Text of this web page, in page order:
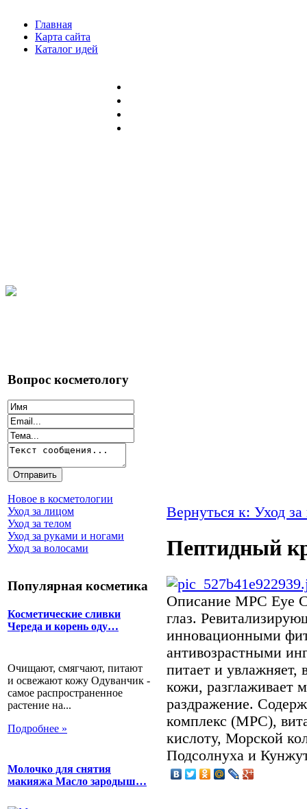
Главная
Карта сайта
Каталог идей
Вопрос косметологу
Новое в косметологии
Уход за лицом
Уход за телом
Уход за руками и ногами
Уход за волосами
Популярная косметика
Косметические сливки
Череда и корень оду…
Очищают, смягчают, питают
и освежают кожу Одуванчик -
самое распространенное
растение на...
Подробнее »
Молочко для снятия
макияжа Масло зародыш…
Вернуться к: Уход за
Пептидный
Описание MPC Eye
глаз.
инновационными
антивозрастными
питает и увлажняет,
кожи, разглаживает
раздражение.
комплекс (МРС),
кислоту, Морской
Подсолнуха и